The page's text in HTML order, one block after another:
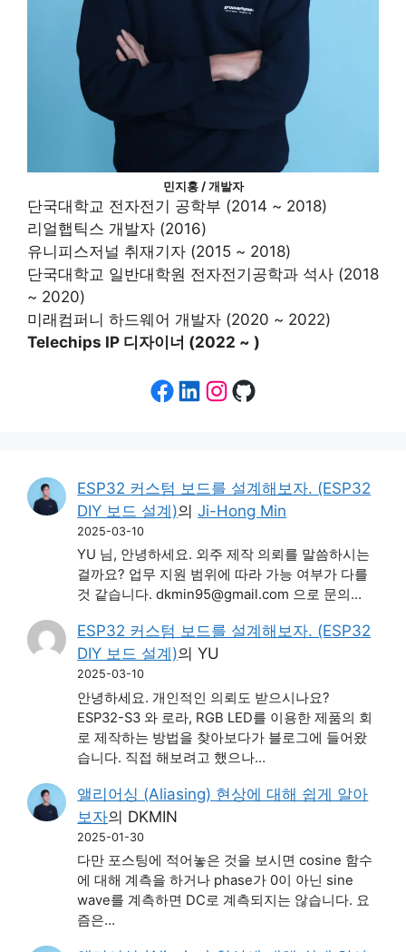
민지홍 / 개발자
단국대학교 전자전기 공학부 (2014 ~ 2018)
리얼햅틱스 개발자 (2016)
유니피스저널 취재기자 (2015 ~ 2018)
단국대학교 일반대학원 전자전기공학과 석사 (2018
~ 2020)
미래컴퍼니 하드웨어 개발자 (2020 ~ 2022)
Telechips IP 디자이너 (2022 ~ )
Facebook
LinkedIn
Instagram
GitHub
ESP32 커스텀 보드를 설계해보자. (ESP32
DIY 보드 설계)의Ji-Hong Min
2025-03-10
YU 님, 안녕하세요. 외주 제작 의뢰를 말씀하시는
걸까요? 업무 지원 범위에 따라 가능 여부가 다를
것 같습니다. dkmin95@gmail.com 으로 문의…
ESP32 커스텀 보드를 설계해보자. (ESP32
DIY 보드 설계)의YU
2025-03-10
안녕하세요. 개인적인 의뢰도 받으시나요?
ESP32-S3 와 로라, RGB LED를 이용한 제품의 회
로 제작하는 방법을 찾아보다가 블로그에 들어왔
습니다. 직접 해보려고 했으나…
앨리어싱 (Aliasing) 현상에 대해 쉽게 알아
보자의 DKMIN
2025-01-30
다만 포스팅에 적어놓은 것을 보시면 cosine 함수
에 대해 계측을 하거나 phase가 0이 아닌 sine
wave를 계측하면 DC로 계측되지는 않습니다. 요
즘은…